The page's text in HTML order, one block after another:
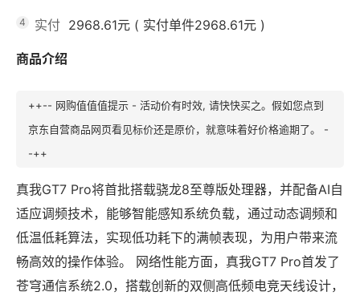
4 实付 2968.61元 ( 实付单件2968.61元 )
商品介绍
++-- 网购值值值提示 - 活动价有时效, 请快快买之。假如您点到
京东自营商品网页看见标价还是原价，就意味着好价格逾期了。 -
-++
真我GT7 Pro将首批搭载骁龙8至尊版处理器，并配备AI自
适应调频技术，能够智能感知系统负载，通过动态调频和
低温低耗算法，实现低功耗下的满帧表现，为用户带来流
畅高效的操作体验。 网络性能方面，真我GT7 Pro首发了
苍穹通信系统2.0，搭载创新的双侧高低频电竞天线设计，